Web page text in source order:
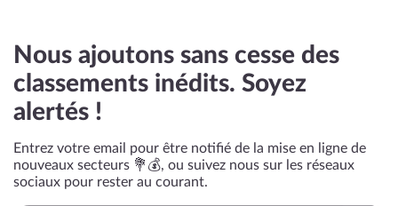
Nous ajoutons sans cesse des
classements inédits. Soyez
alertés !
Entrez votre email pour être notifié de la mise en ligne de
nouveaux secteurs 💐💰, ou suivez nous sur les réseaux
sociaux pour rester au courant.